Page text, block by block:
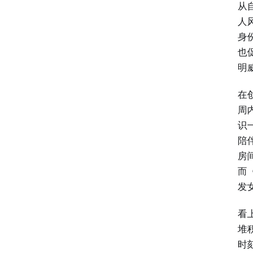
从
人
身
也
明
在
周
识
陪
房
而
发
看
堆
时